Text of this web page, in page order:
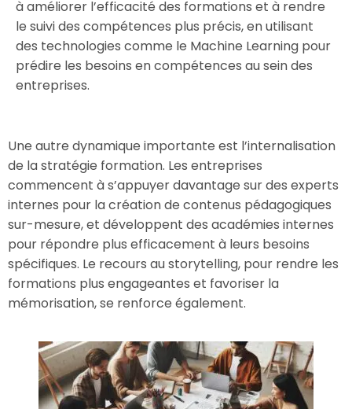
à améliorer l’efficacité des formations et à rendre
le suivi des compétences plus précis, en utilisant
des technologies comme le Machine Learning pour
prédire les besoins en compétences au sein des
entreprises.
Une autre dynamique importante est l’internalisation
de la stratégie formation. Les entreprises
commencent à s’appuyer davantage sur des experts
internes pour la création de contenus pédagogiques
sur-mesure, et développent des académies internes
pour répondre plus efficacement à leurs besoins
spécifiques. Le recours au storytelling, pour rendre les
formations plus engageantes et favoriser la
mémorisation, se renforce également.